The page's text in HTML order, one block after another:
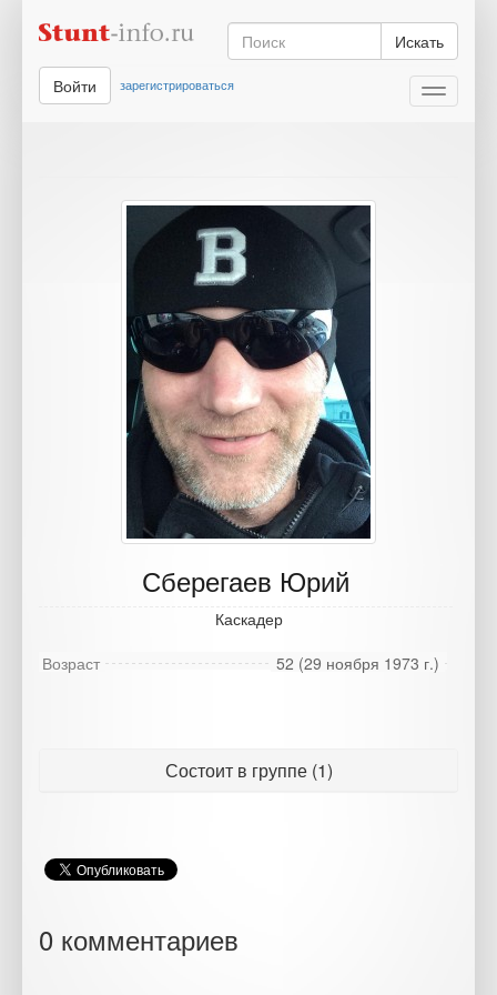
Искать
Toggle
Войти зарегистрироваться
Сберегаев Юрий
Каскадер
52 (29 ноября 1973 г.)
Возраст
Состоит в группе (1)
0 комментариев